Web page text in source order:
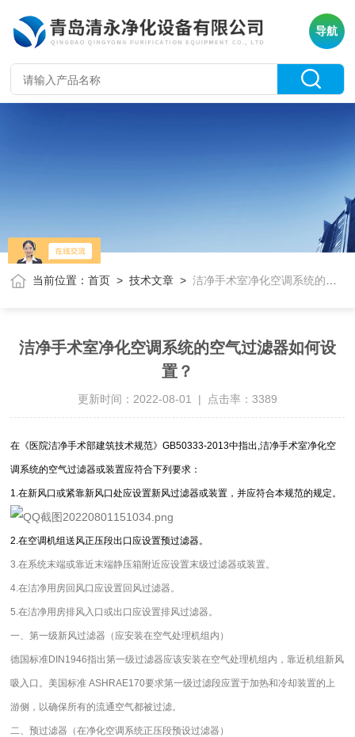
导航
当前位置：首页 >技术文章 >洁净手术室净化空调系统的空气过滤器如何设置？
洁净手术室净化空调系统的空气过滤器如何设
置？
更新时间：2022-08-01 | 点击率：3389
在《医院洁净手术部建筑技术规范》GB50333-2013中指出,洁净手术室净化空
调系统的空气过滤器或装置应符合下列要求：
1.在新风口或紧靠新风口处应设置新风过滤器或装置，并应符合本规范的规定。
2.在空调机组送风正压段出口应设置预过滤器。
3.在系统末端或靠近末端静压箱附近应设置末级过滤器或装置。
4.在洁净用房回风口应设置回风过滤器。
5.在洁净用房排风入口或出口应设置排风过滤器。
一、第一级新风过滤器（ 应安装在空气处理机组内 ）
德国标准DIN1946指出第一级过滤器应该安装在空气处理机组内 ，靠近机组新风
吸入口。美国标准 ASHRAE170要求第一级过滤段应置于加热和冷却装置的上
游侧，以确保所有的流通空气都被过滤。
二、预过滤器（在净化空调系统正压段预设过滤器 ）